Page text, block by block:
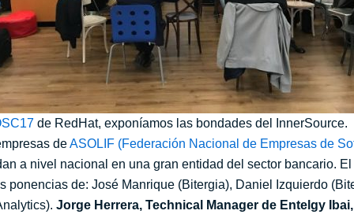
de RedHat, exponíamos las bondades del
deASOLIF (Federación Nacional de Empresas de
a nivel nacional en una gran entidad del sector bancario.
ponencias de: José Manrique (Bitergia), Daniel Izquierdo
Jorge Herrera, Technical Manager de Entelgy